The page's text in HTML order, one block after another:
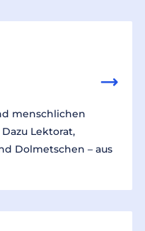
menschlichen
Lektorat,
Dolmetschen – aus